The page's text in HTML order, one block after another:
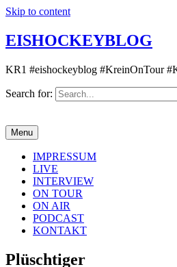
Skip to content
EISHOCKEYBLOG
KR1 #eishockeyblog #KreinOnTour
Search for:
Menu
IMPRESSUM
LIVE
INTERVIEW
ON TOUR
ON AIR
PODCAST
KONTAKT
Plüschtiger